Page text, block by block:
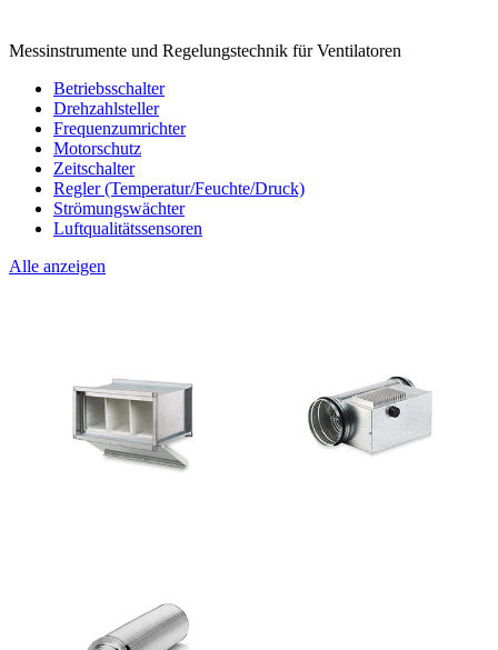
Messinstrumente und Regelungstechnik für Ventilatoren
Betriebsschalter
Drehzahlsteller
Frequenzumrichter
Motorschutz
Zeitschalter
Regler (Temperatur/Feuchte/Druck)
Strömungswächter
Luftqualitätssensoren
Alle anzeigen